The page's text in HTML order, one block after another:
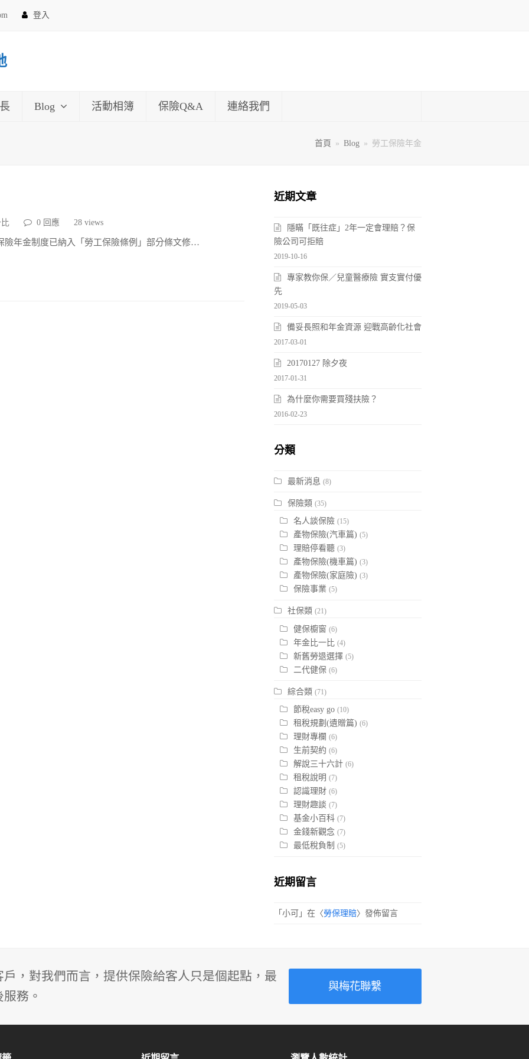
登入
Blog 活動相簿 保險Q&A 連絡我們
首頁 » Blog » 勞工保險年金
0 回應 28 views
險年金制度已納入「勞工保險條例」部分條文修…
近期文章
隱瞞「既往症」2年一定會理賠？保
險公司可拒賠
2019-10-16
專家教你保／兒童醫療險 實支實付優
先
2019-05-03
備妥長照和年金資源 迎戰高齡化社會
2017-03-01
20170127 除夕夜
2017-01-31
為什麼你需要買殘扶險？
2016-02-23
分類
最新消息 (8)
保險類 (35)
名人談保險 (15)
產物保險(汽車篇) (5)
理賠停看聽 (3)
產物保險(機車篇) (3)
產物保險(家庭險) (3)
保險事業 (5)
社保類 (21)
健保櫥窗 (6)
年金比一比 (4)
新舊勞退選擇 (5)
二代健保 (6)
綜合類 (71)
節稅easy go (10)
租稅規劃(遺贈篇) (6)
理財專欄 (6)
生前契約 (6)
解說三十六計 (6)
租稅說明 (7)
認識理財 (6)
理財趣談 (7)
基金小百科 (7)
金錢新觀念 (7)
最低稅負制 (5)
近期留言
「 小可 」在〈勞保理賠〉發佈留言
，對我們而言，提供保險給客人只是個起點，最
務。
與梅花聯繫